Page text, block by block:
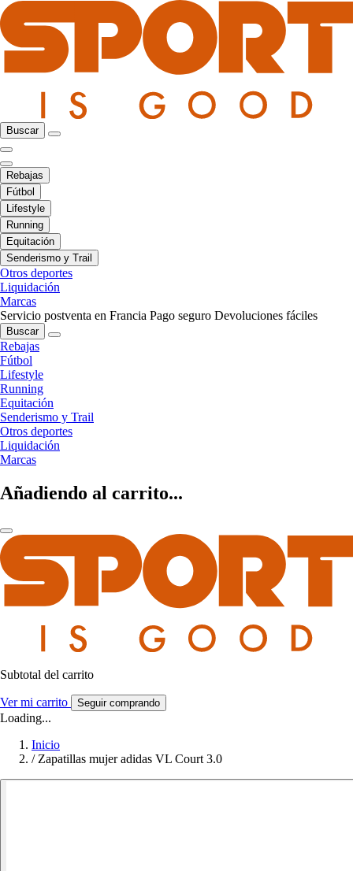
Buscar
Rebajas
Fútbol
Lifestyle
Running
Equitación
Senderismo y Trail
Otros deportes
Liquidación
Marcas
Servicio postventa en Francia Pago seguro Devoluciones fáciles
Buscar
Rebajas
Fútbol
Lifestyle
Running
Equitación
Senderismo y Trail
Otros deportes
Liquidación
Marcas
Añadiendo al carrito...
Subtotal del carrito
Ver mi carrito Seguir comprando
Loading...
Inicio
/ Zapatillas mujer adidas VL Court 3.0